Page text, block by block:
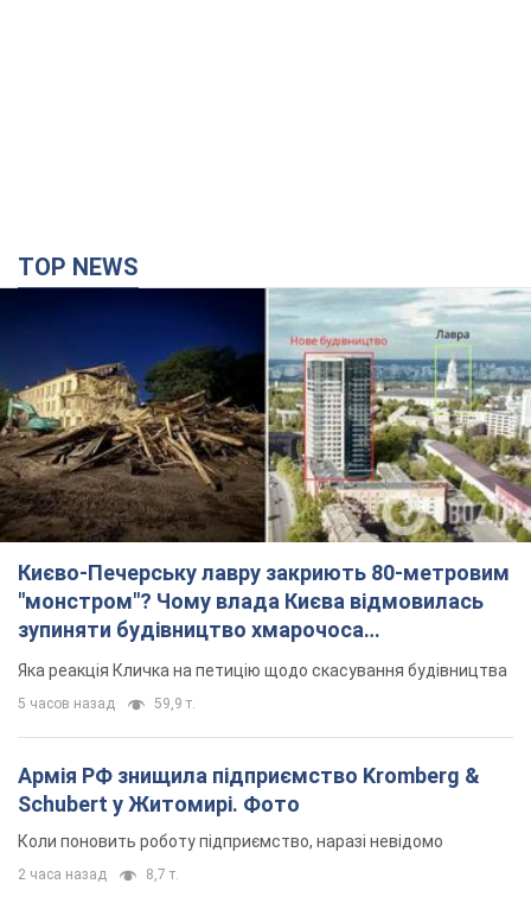
TOP NEWS
Києво-Печерську лавру закриють 80-метровим
"монстром"? Чому влада Києва відмовилась
зупиняти будівництво хмарочоса
"московського вірянина"
Яка реакція Кличка на петицію щодо скасування будівництва
5 часов назад 59,9 т.
Армія РФ знищила підприємство Kromberg &
Schubert у Житомирі. Фото
Коли поновить роботу підприємство, наразі невідомо
2 часа назад 8,7 т.